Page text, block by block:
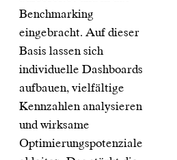
Benchmarking
eingebracht. Auf dieser
Basis lassen sich
individuelle Dashboards
aufbauen, vielfältige
Kennzahlen analysieren
und wirksame
Optimierungspotenziale